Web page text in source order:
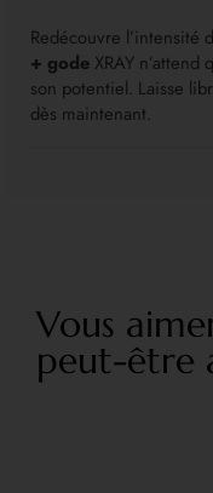
Redécouvre l’intensité
+ gode XRAY
son potentiel. Laisse
dès maintenant.
Vous
peut-être